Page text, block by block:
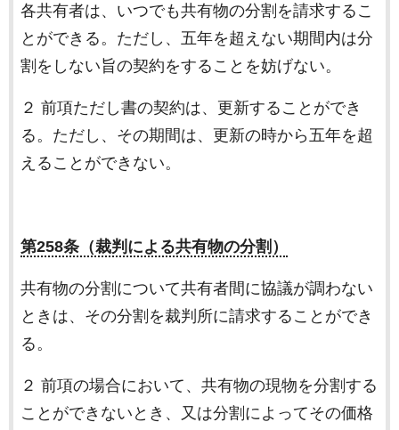
各共有者は、いつでも共有物の分割を請求するこ
とができる。ただし、五年を超えない期間内は分
割をしない旨の契約をすることを妨げない。
２ 前項ただし書の契約は、更新することができ
る。ただし、その期間は、更新の時から五年を超
えることができない。
第258条（裁判による共有物の分割）
共有物の分割について共有者間に協議が調わない
ときは、その分割を裁判所に請求することができ
る。
２ 前項の場合において、共有物の現物を分割する
ことができないとき、又は分割によってその価格